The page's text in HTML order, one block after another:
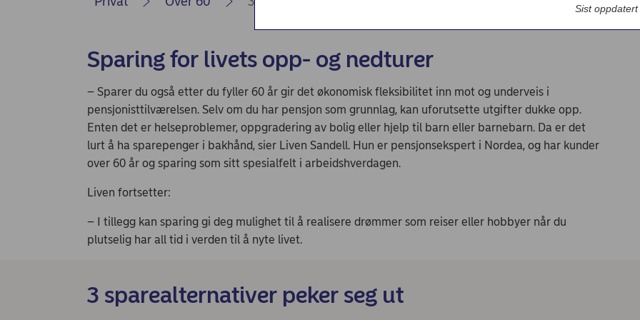
Nordea Liv (nettside)
Sparing for livets opp- og nedturer
– Sparer du også etter du fyller 60 år gir det økonomisk fleksibilitet inn mot og underveis i
pensjonisttilværelsen. Selv om du har pensjon som grunnlag, kan uforutsette utgifter dukke opp.
Enten det er helseproblemer, oppgradering av bolig eller hjelp til barn eller barnebarn. Da er det
lurt å ha sparepenger i bakhånd, sier Liven Sandell. Hun er pensjonsekspert i Nordea, og har kunder
over 60 år og sparing som sitt spesialfelt i arbeidshverdagen.
Liven fortsetter:
– I tillegg kan sparing gi deg mulighet til å realisere drømmer som reiser eller hobbyer når du
plutselig har all tid i verden til å nyte livet.
3 sparealternativer peker seg ut
Sist